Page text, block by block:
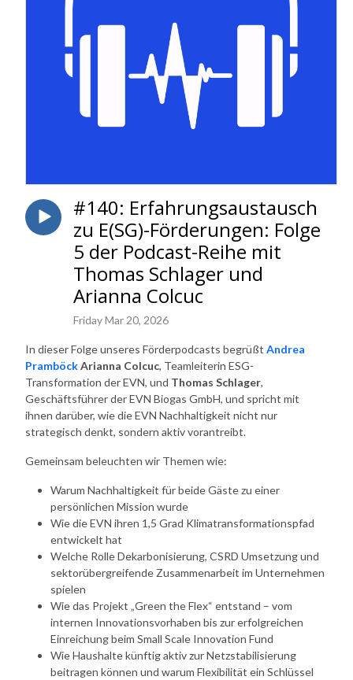
#140: Erfahrungsaustausch
zu E(SG)-Förderungen: Folge
5 der Podcast-Reihe mit
Thomas Schlager und
Arianna Colcuc
Friday Mar 20, 2026
In dieser Folge unseres Förderpodcasts begrüßt Andrea
PramböckArianna Colcuc, Teamleiterin ESG-
Transformation der EVN, und Thomas Schlager,
Geschäftsführer der EVN Biogas GmbH, und spricht mit
ihnen darüber, wie die EVN Nachhaltigkeit nicht nur
strategisch denkt, sondern aktiv vorantreibt.
Gemeinsam beleuchten wir Themen wie:
Warum Nachhaltigkeit für beide Gäste zu einer
persönlichen Mission wurde
Wie die EVN ihren 1,5 Grad Klimatransformationspfad
entwickelt hat
Welche Rolle Dekarbonisierung, CSRD Umsetzung und
sektorübergreifende Zusammenarbeit im Unternehmen
spielen
Wie das Projekt „Green the Flex“ entstand – vom
internen Innovationsvorhaben bis zur erfolgreichen
Einreichung beim Small Scale Innovation Fund
Wie Haushalte künftig aktiv zur Netzstabilisierung
beitragen können und warum Flexibilität ein Schlüssel